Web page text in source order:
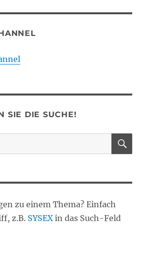
SIE DIE SUCHE!
zu einem Thema? Einfach
z.B. SYSEXin das Such-Feld